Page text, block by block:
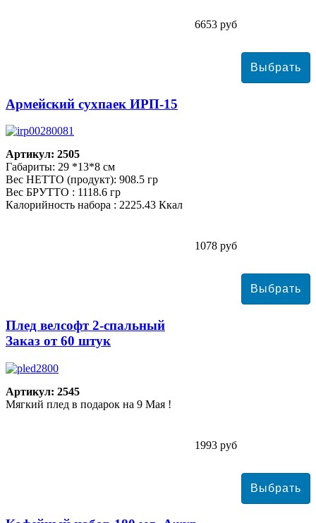
6653 руб
Армейский сухпаек ИРП-15
Артикул: 2505
Габариты: 29 *13*8 см
Вес НЕТТО (продукт): 908.5 гр
Вес БРУТТО : 1118.6 гр
Калорийность набора : 2225.43 Ккал
1078 руб
Плед велсофт 2-спальный
Заказ от 60 штук
Артикул: 2545
Мягкий плед в подарок на 9 Мая !
1993 руб